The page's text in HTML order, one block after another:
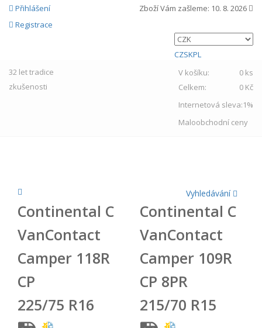
Přihlášení
Registrace
Zboží Vám zašleme: 10. 8. 2026
CZSKPL
32 lettradice
zkušenosti
V košíku:
0 ks
Celkem:
0 Kč
Internetová sleva:1%
Maloobchodní ceny
Vyhledávání
Continental C
VanContact
Camper 118R
CP
225/75 R16
Continental C
VanContact
Camper 109R
CP 8PR
215/70 R15